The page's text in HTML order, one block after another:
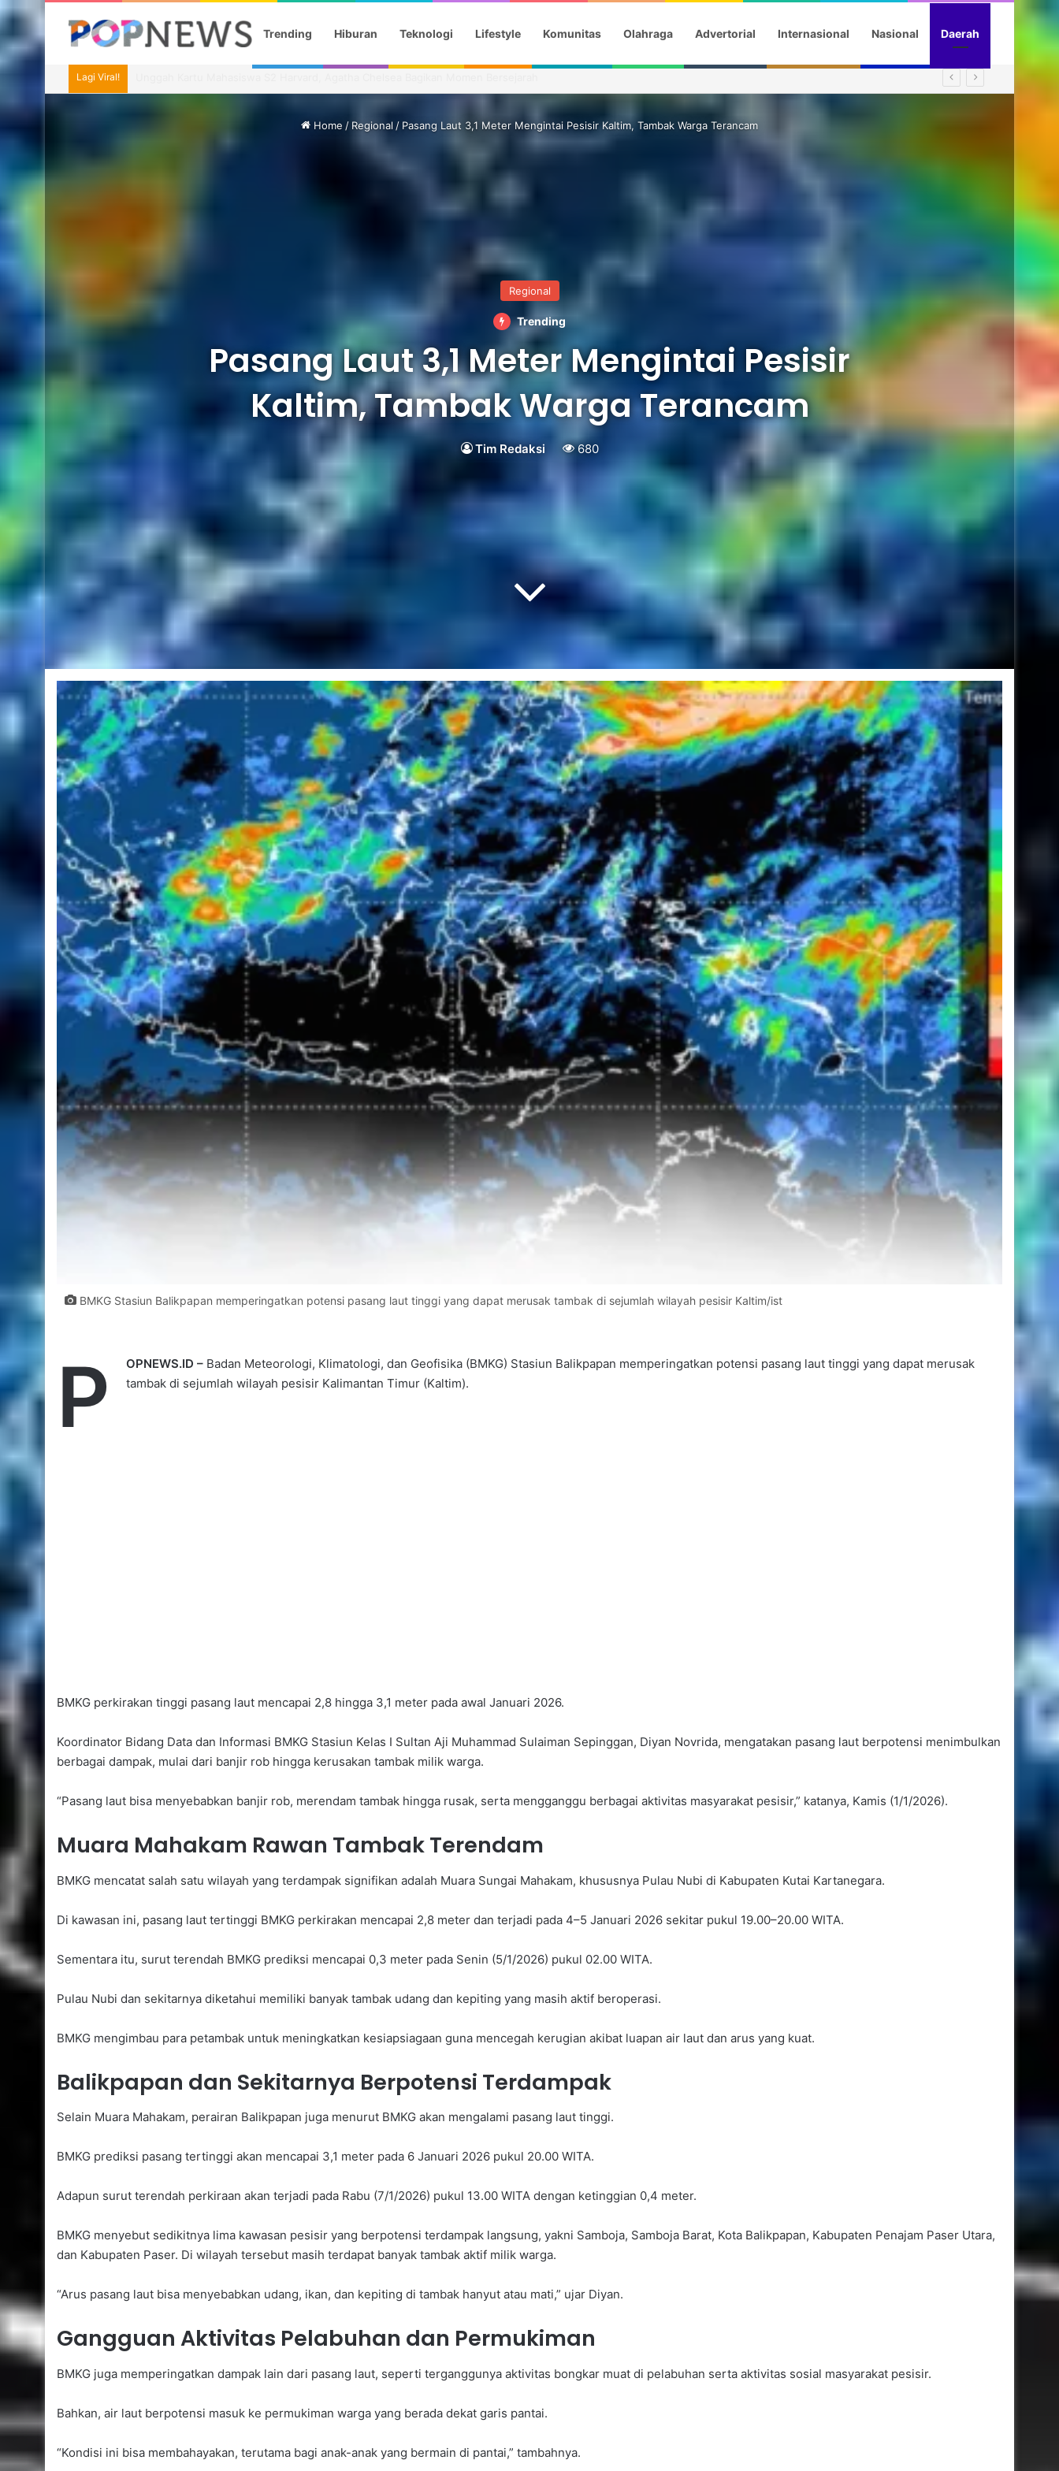
Trending Hiburan Teknologi Lifestyle Komunitas Olahraga Advertorial Internasional Nasional Daerah
Lagi Viral!
Home / Regional / Pasang Laut 3,1 Meter Mengintai Pesisir Kaltim, Tambak Warga Terancam
Regional
Trending
Pasang Laut 3,1 Meter Mengintai Pesisir
Kaltim, Tambak Warga Terancam
Tim Redaksi 680
BMKG Stasiun Balikpapan memperingatkan potensi pasang laut tinggi yang dapat merusak tambak di sejumlah wilayah pesisir Kaltim/ist
P OPNEWS.ID – Badan Meteorologi, Klimatologi, dan Geofisika (BMKG) Stasiun Balikpapan memperingatkan potensi pasang laut tinggi yang dapat merusak
tambak di sejumlah wilayah pesisir Kalimantan Timur (Kaltim).
BMKG perkirakan tinggi pasang laut mencapai 2,8 hingga 3,1 meter pada awal Januari 2026.
Koordinator Bidang Data dan Informasi BMKG Stasiun Kelas I Sultan Aji Muhammad Sulaiman Sepinggan, Diyan Novrida, mengatakan pasang laut berpotensi menimbulkan
berbagai dampak, mulai dari banjir rob hingga kerusakan tambak milik warga.
“Pasang laut bisa menyebabkan banjir rob, merendam tambak hingga rusak, serta mengganggu berbagai aktivitas masyarakat pesisir,” katanya, Kamis (1/1/2026).
Muara Mahakam Rawan Tambak Terendam
BMKG mencatat salah satu wilayah yang terdampak signifikan adalah Muara Sungai Mahakam, khususnya Pulau Nubi di Kabupaten Kutai Kartanegara.
Di kawasan ini, pasang laut tertinggi BMKG perkirakan mencapai 2,8 meter dan terjadi pada 4–5 Januari 2026 sekitar pukul 19.00–20.00 WITA.
Sementara itu, surut terendah BMKG prediksi mencapai 0,3 meter pada Senin (5/1/2026) pukul 02.00 WITA.
Pulau Nubi dan sekitarnya diketahui memiliki banyak tambak udang dan kepiting yang masih aktif beroperasi.
BMKG mengimbau para petambak untuk meningkatkan kesiapsiagaan guna mencegah kerugian akibat luapan air laut dan arus yang kuat.
Balikpapan dan Sekitarnya Berpotensi Terdampak
Selain Muara Mahakam, perairan Balikpapan juga menurut BMKG akan mengalami pasang laut tinggi.
BMKG prediksi pasang tertinggi akan mencapai 3,1 meter pada 6 Januari 2026 pukul 20.00 WITA.
Adapun surut terendah perkiraan akan terjadi pada Rabu (7/1/2026) pukul 13.00 WITA dengan ketinggian 0,4 meter.
BMKG menyebut sedikitnya lima kawasan pesisir yang berpotensi terdampak langsung, yakni Samboja, Samboja Barat, Kota Balikpapan, Kabupaten Penajam Paser Utara,
dan Kabupaten Paser. Di wilayah tersebut masih terdapat banyak tambak aktif milik warga.
“Arus pasang laut bisa menyebabkan udang, ikan, dan kepiting di tambak hanyut atau mati,” ujar Diyan.
Gangguan Aktivitas Pelabuhan dan Permukiman
BMKG juga memperingatkan dampak lain dari pasang laut, seperti terganggunya aktivitas bongkar muat di pelabuhan serta aktivitas sosial masyarakat pesisir.
Bahkan, air laut berpotensi masuk ke permukiman warga yang berada dekat garis pantai.
“Kondisi ini bisa membahayakan, terutama bagi anak-anak yang bermain di pantai,” tambahnya.
Luncurkan SAMAQUA
Hadapi El Nino, Saefuddin Zuhri